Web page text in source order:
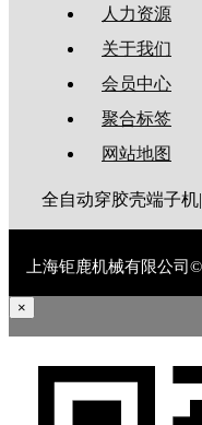
人力资源
关于我们
会员中心
聚合标签
网站地图
上海钜鹿机械有限公司
×